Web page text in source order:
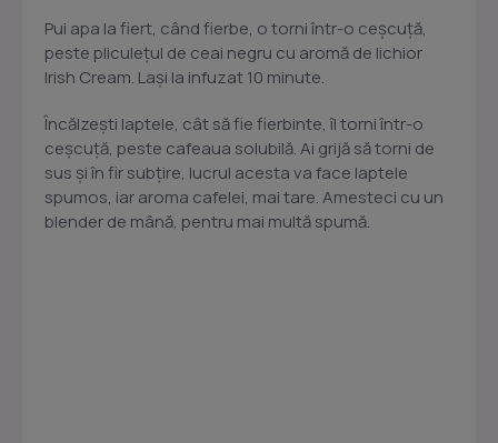
Pui apa la fiert, când fierbe, o torni într-o ceșcuță,
peste pliculețul de ceai negru cu aromă de lichior
Irish Cream. Lași la infuzat 10 minute.
Încălzești laptele, cât să fie fierbinte, îl torni într-o
ceșcuță, peste cafeaua solubilă. Ai grijă să torni de
sus și în fir subțire, lucrul acesta va face laptele
spumos, iar aroma cafelei, mai tare. Amesteci cu un
blender de mână, pentru mai multă spumă.